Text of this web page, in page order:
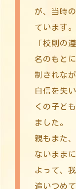
が、当時
ています。
「校則の
名のもと
制されな
自信を失
くの子ど
ました。
親もまた
ないまま
よって、
追いつめ